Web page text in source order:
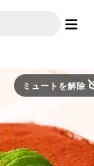
ミュートを解除